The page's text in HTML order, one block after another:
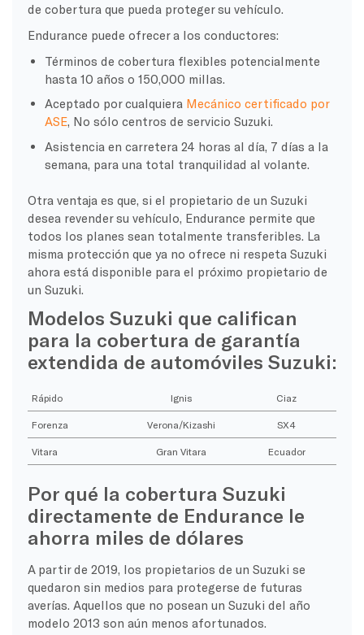
de cobertura que pueda proteger su vehículo.
Endurance puede ofrecer a los conductores:
Términos de cobertura flexibles potencialmente
hasta 10 años o 150,000 millas.
Aceptado por cualquiera Mecánico certificado por
ASE, No sólo centros de servicio Suzuki.
Asistencia en carretera 24 horas al día, 7 días a la
semana, para una total tranquilidad al volante.
Otra ventaja es que, si el propietario de un Suzuki
desea revender su vehículo, Endurance permite que
todos los planes sean totalmente transferibles. La
misma protección que ya no ofrece ni respeta Suzuki
ahora está disponible para el próximo propietario de
un Suzuki.
Modelos Suzuki que califican
para la cobertura de garantía
extendida de automóviles Suzuki:
Rápido Ignis Ciaz
Forenza Verona/Kizashi SX4
Vitara Gran Vitara Ecuador
Por qué la cobertura Suzuki
directamente de Endurance le
ahorra miles de dólares
A partir de 2019, los propietarios de un Suzuki se
quedaron sin medios para protegerse de futuras
averías. Aquellos que no posean un Suzuki del año
modelo 2013 son aún menos afortunados.